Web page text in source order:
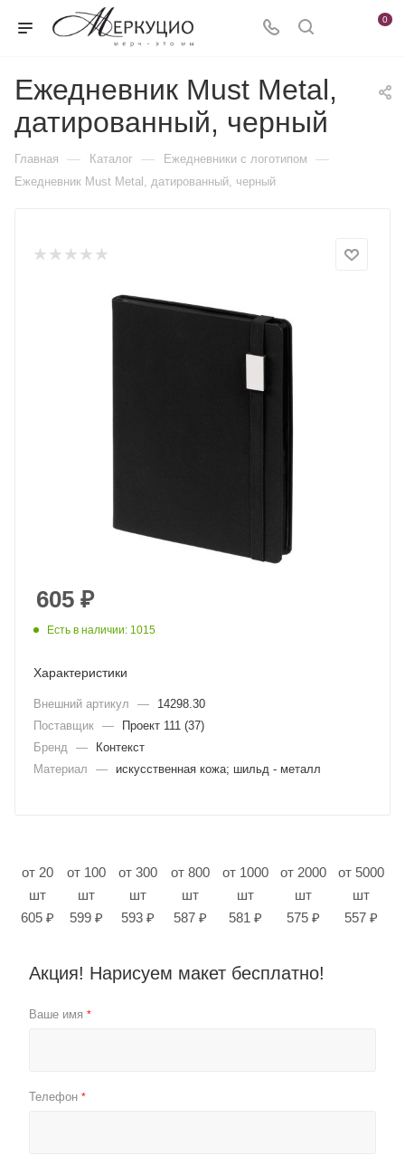
0
Ежедневник Must Metal,
датированный, черный
Главная — Каталог — Ежедневники c логотипом —
Ежедневник Must Metal, датированный, черный
605 ₽
Есть в наличии: 1015
Характеристики
Внешний артикул —
14298.30
Поставщик —
Проект 111 (37)
Бренд
—
Контекст
Материал
— искусственная кожа; шильд - металл
от 20
шт
605 ₽
от 100
шт
599 ₽
от 300
шт
593 ₽
от 800
шт
587 ₽
от 1000
шт
581 ₽
от 2000
шт
575 ₽
от 5000
шт
557 ₽
Акция! Нарисуем макет бесплатно!
Ваше имя *
Телефон *